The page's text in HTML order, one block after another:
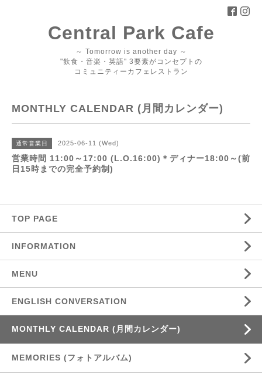
Central Park Cafe
～ Tomorrow is another day ～
"飲食・音楽・英語" 3要素がコンセプトの
コミュニティーカフェレストラン
MONTHLY CALENDAR (月間カレンダー)
通常営業日 2025-06-11 (Wed)
営業時間 11:00～17:00 (L.O.16:00)＊ディナー18:00～(前
日15時までの完全予約制)
TOP PAGE
INFORMATION
MENU
ENGLISH CONVERSATION
MONTHLY CALENDAR (月間カレンダー)
MEMORIES (フォトアルバム)